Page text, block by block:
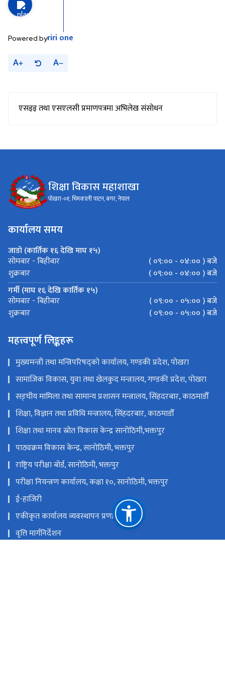
Powered byriri one
A A
एसइइ तथा एसएलसी प्रमाणपत्रमा अभिलेख संसोधन
शिक्षा विकास महाशाखा
पोखरा-०१, भिमकाली पाटन, बगर, नेपाल
कार्यालय समय
जाडो (कार्तिक १६ देखि माघ १५)
सोमबार - बिहीबार
( ०९:०० - ०४:०० ) बजे
शुक्रबार
( ०९:०० - ०४:०० ) बजे
गर्मी (माघ १६ देखि कार्तिक १५)
सोमबार - बिहीबार
( ०९:०० - ०५:०० ) बजे
शुक्रबार
( ०९:०० - ०५:०० ) बजे
महत्त्वपूर्ण लिङ्कहरू
मुख्यमन्त्री तथा मन्त्रिपरिषद्को कार्यालय, गण्डकी प्रदेश, पोखरा
सामाजिक विकास, युवा तथा खेलकुद मन्त्रालय, गण्डकी प्रदेश, पोखरा
सङ्‍घीय मामिला तथा सामान्य प्रशासन मन्त्रालय, सिंहदरबार, काठमाडौँ
शिक्षा, विज्ञान तथा प्रविधि मन्त्रालय, सिंहदरबार, काठमाडौँ
शिक्षा तथा मानव स्रोत विकास केन्द्र सानोठिमी,भक्तपुर
पाठ्यक्रम विकास केन्द्र, सानोठिमी, भक्तपुर
राष्ट्रिय परीक्षा बोर्ड, सानोठिमी, भक्तपुर
परीक्षा नियन्त्रण कार्यालय, कक्षा १०, सानोठिमी, भक्तपुर
ई-हाजिरी
एकीकृत कार्यालय व्यवस्थापन प्रणाली
वृत्ति मार्गनिर्देशन